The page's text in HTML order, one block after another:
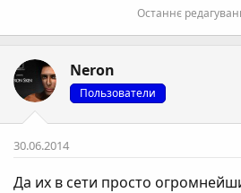
Останнє
Neron
Пользователи
30.06.2014
Да их в сети просто